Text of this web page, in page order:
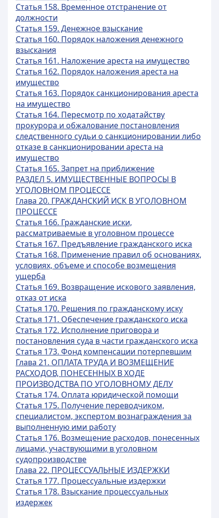
Статья 158. Временное отстранение от
должности
Статья 159. Денежное взыскание
Статья 160. Порядок наложения денежного
взыскания
Статья 161. Наложение ареста на имущество
Статья 162. Порядок наложения ареста на
имущество
Статья 163. Порядок санкционирования ареста
на имущество
Статья 164. Пересмотр по ходатайству
прокурора и обжалование постановления
следственного судьи о санкционировании либо
отказе в санкционировании ареста на
имущество
Статья 165. Запрет на приближение
РАЗДЕЛ 5. ИМУЩЕСТВЕННЫЕ ВОПРОСЫ В
УГОЛОВНОМ ПРОЦЕССЕ
Глава 20. ГРАЖДАНСКИЙ ИСК В УГОЛОВНОМ
ПРОЦЕССЕ
Статья 166. Гражданские иски,
рассматриваемые в уголовном процессе
Статья 167. Предъявление гражданского иска
Статья 168. Применение правил об основаниях,
условиях, объеме и способе возмещения
ущерба
Статья 169. Возвращение искового заявления,
отказ от иска
Статья 170. Решения по гражданскому иску
Статья 171. Обеспечение гражданского иска
Статья 172. Исполнение приговора и
постановления суда в части гражданского иска
Статья 173. Фонд компенсации потерпевшим
Глава 21. ОПЛАТА ТРУДА И ВОЗМЕЩЕНИЕ
РАСХОДОВ, ПОНЕСЕННЫХ В ХОДЕ
ПРОИЗВОДСТВА ПО УГОЛОВНОМУ ДЕЛУ
Статья 174. Оплата юридической помощи
Статья 175. Получение переводчиком,
специалистом, экспертом вознаграждения за
выполненную ими работу
Статья 176. Возмещение расходов, понесенных
лицами, участвующими в уголовном
судопроизводстве
Глава 22. ПРОЦЕССУАЛЬНЫЕ ИЗДЕРЖКИ
Статья 177. Процессуальные издержки
Статья 178. Взыскание процессуальных
издержек